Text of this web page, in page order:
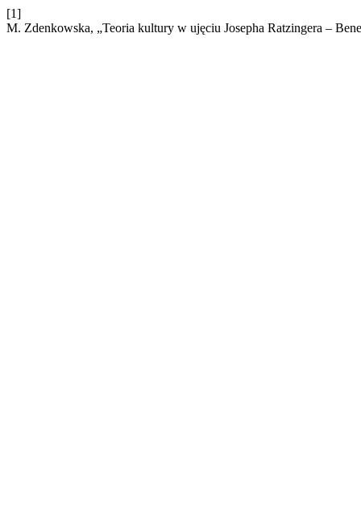
[1]
M. Zdenkowska, „Teoria kultury w ujęciu Josepha Ratzingera –